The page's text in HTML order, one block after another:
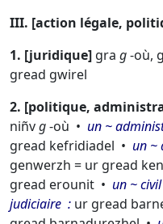
III. action légale,
1. juridique gra g-où,
gread gwirel
2. politique,
niñvg-où un ~
gread kefridiadel
un ~
genwerzh = ur gread
gread erounit
un ~ civil
judiciaire
ur gread